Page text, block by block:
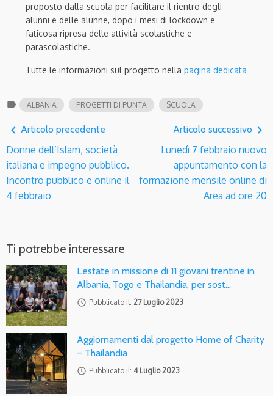
proposto dalla scuola per facilitare il rientro degli
alunni e delle alunne, dopo i mesi di lockdown e
faticosa ripresa delle attività scolastiche e
parascolastiche.
Tutte le informazioni sul progetto nella pagina dedicata
label ALBANIA PROGETTI DI PUNTA SCUOLA
navigate_before Articolo precedente
Donne dell’Islam, società
italiana e impegno pubblico.
Incontro pubblico e online il
4 febbraio
Articolo successivo navigate_next
Lunedì 7 febbraio nuovo
appuntamento con la
formazione mensile online di
Area ad ore 20
Ti potrebbe interessare
L’estate in missione di 11 giovani trentine in
Albania, Togo e Thailandia, per sost…
access_time Pubblicato il: 27 Luglio 2023
Aggiornamenti dal progetto Home of Charity
– Thailandia
access_time Pubblicato il: 4 Luglio 2023